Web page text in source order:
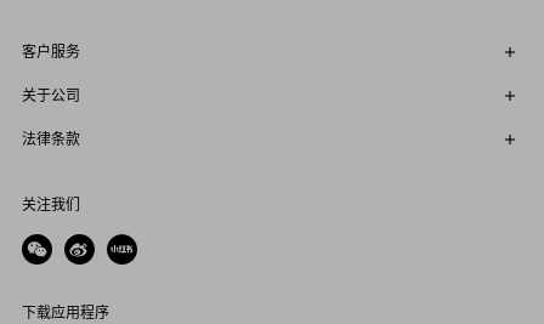
客户服务
关于公司
法律条款
关注我们
下载应用程序